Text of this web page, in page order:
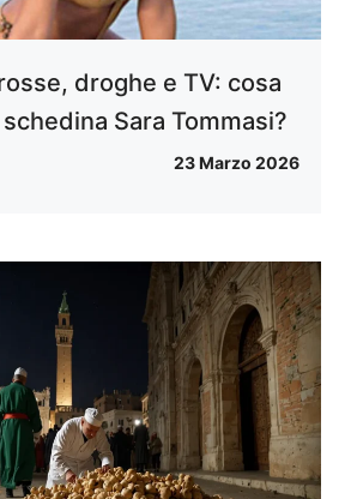
droghe e TV: cosa
schedina Sara Tommasi?
23 Marzo 2026